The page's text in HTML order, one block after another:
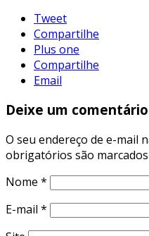
Tweet
Compartilhe
Plus one
Compartilhe
Email
Deixe um comentário
O seu endereço de e-mail
obrigatórios são
Nome *
E-mail *